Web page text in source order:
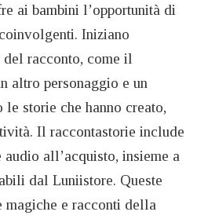
ai bambini l’opportunità di
Iniziano
racconto, come il
altro personaggio e un
storie che hanno creato,
Il raccontastorie include
all’acquisto, insieme a
dal Luniistore. Queste
e racconti della